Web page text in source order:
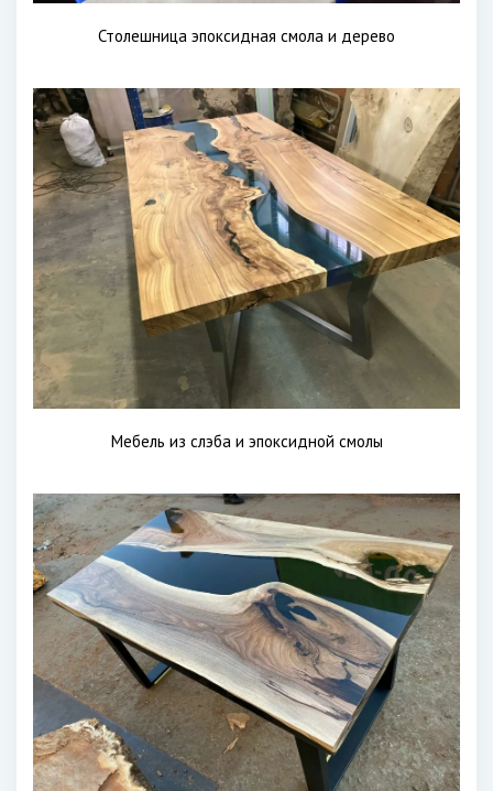
Столешница эпоксидная смола и дерево
Мебель из слэба и эпоксидной смолы